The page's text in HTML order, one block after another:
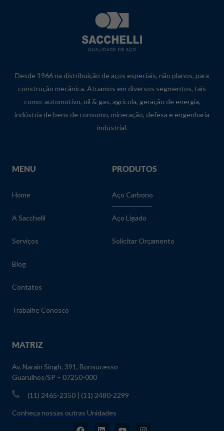
Desde 1966 na distribuição de aços especiais, não planos, para
construção mecânica. Atuamos em diversos segmentos, tais
como: automotivo, oil & gas, agrícola, geração de energia,
indústria de bens de consumo, mineração, defesa e engenharia
industrial.
MENU
Home
A Sacchelli
Serviços
Blog
Contatos
Trabalhe Conosco
PRODUTOS
Aço Carbono
Aço Ligado
Solicitar Orçamento
MATRIZ
Av. Narain Singh, 391, Bonsucesso
Guarulhos/SP – 07250-000
(11) 2465-2350 | (11) 2480-2299
Conheça nossas outras Unidades